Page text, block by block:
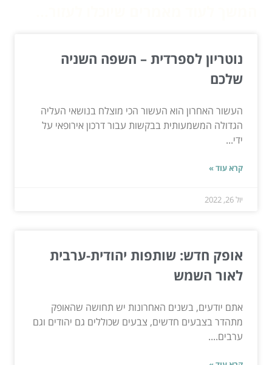
נוטריון לספרדית – השפה השניה
שלכם
העשור האחרון הוא העשור הכי מוצלח בנושאי העליה
הגדולה המשמעותית בבקשות עבור דרכון אירופאי על
ידי...
קרא עוד »
יול 26, 2022
אופק חדש: שותפות יהודית-ערבית
לאור השמש
אתם יודעים, בשנים האחרונות יש תחושה שהאופק
מתהדר בצבעים חדשים, צבעים שכוללים גם יהודים וגם
ערבים....